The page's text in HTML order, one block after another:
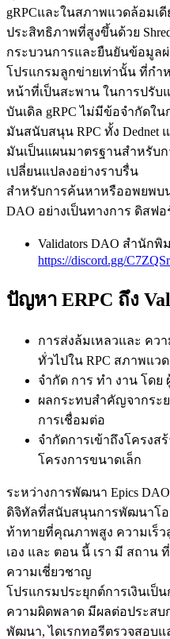
gRPCและในสภาพแวดล้อมเ
ประสิทธิภาพที่สูงขึ้นด้วย
กระบวนการและยืนยันข้อมูลผ่า
โปรแกรมลูกข่ายเท่านั้น ที่กําห
หน้าที่เป็นสะพาน ในการปรับ
บันเดิล gRPC ไม่มีข้อจํากัดใ
มันสนับสนุน RPC ทั้ง Dednet แ
มันเป็นแผนมาตรฐานสําหรับก
เปลี่ยนแปลงอย่างราบรื่น
สําหรับการค้นหาหรืออพยพบ
DAO อย่างเป็นทางการ ดิสฟอ
Validators DAO สํานัก
https://discord.gg/
ปัญหา ERPC ถึง
การส่งล้มเหลวและ คว
ทั่วไปใน RPC สภาพแว
จํากัด การ ทํา งาน โดย
ผลกระทบสําคัญจากระ
การเชื่อมต่อ
จํากัดการเข้าถึงโครง
โครงการขนาดเล็ก
ระหว่างการพัฒนา Epics
ดิจิทัลที่สนับสนุนการพัฒนาโอ
ท้าทายที่คุณภาพสูง ความเร็วสู
เอง และ ตอน นี้ เรา มี สถาน
ความเชี่ยวชาญ
โปรแกรมประยุกต์การเงินเป็
ความผิดพลาด มีผลต่อประสบ
พัฒนา, ไดเรกทอรีตรวจสอบแ